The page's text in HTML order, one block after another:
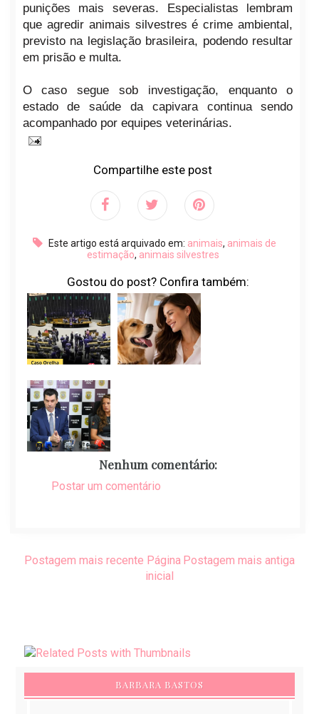
punições mais severas. Especialistas lembram
que agredir animais silvestres é crime ambiental,
previsto na legislação brasileira, podendo resultar
em prisão e multa.
O caso segue sob investigação, enquanto o
estado de saúde da capivara continua sendo
acompanhado por equipes veterinárias.
Compartilhe este post
Este artigo está arquivado em: animais, animais de
estimação, animais silvestres
Gostou do post? Confira também:
Nenhum comentário:
Postar um comentário
Postagem mais recente Postagem mais antiga
Página
inicial
BARBARA BASTOS